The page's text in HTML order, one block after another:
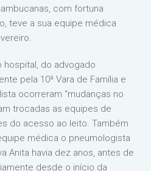
com fortuna
teve a sua equipe médica
hospital, do advogado
pela 10ª Vara de Família e
ocorreram “mudanças no
trocadas as equipes de
do acesso ao leito. Também
médica o pneumologista
Anita havia dez anos, antes de
desde o início da